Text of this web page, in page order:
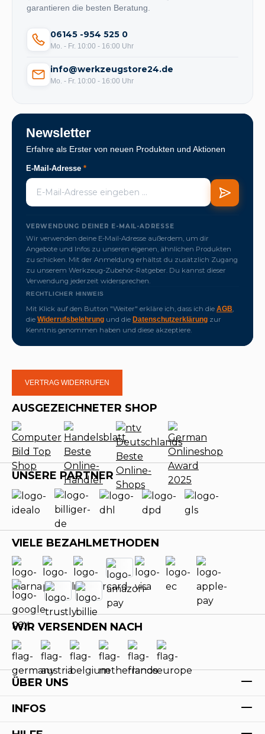
garantieren die besten Beratung.
06145 -954 525 0
Mo. - Fr. 10:00 - 16:00 Uhr
info@werkzeugstore24.de
Mo. - Fr. 10:00 - 16:00 Uhr
Newsletter
Erfahre als Erster von neuen Produkten und Aktionen
E-Mail-Adresse *
VERWENDUNG DEINER E-MAIL-ADRESSE
Wir verwenden deine E-Mail-Adresse außerdem, um dir
Angebote und Infos zu unseren eigenen, ähnlichen Produkten
zu schicken. Mit der Anmeldung erhältst du zusätzlich Zugang
zu unserem Werkzeug-Zubehör-Ratgeber. Du kannst dieser
Verwendung jederzeit widersprechen.
RECHTLICHER HINWEIS
Mit Klick auf den Button "Weiter" erkläre ich, dass ich die AGB,
die Widerrufsbelehrung und die Datenschutzerklärung zur
Kenntnis genommen haben und diese akzeptiere.
VERTRAG WIDERRUFEN
AUSGEZEICHNETER SHOP
UNSERE PARTNER
VIELE BEZAHLMETHODEN
WIR VERSENDEN NACH
ÜBER UNS
INFOS